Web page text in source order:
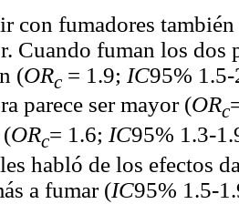
con fumadores
Cuando fuman los dos
(ORc = 1.9; IC95%
parece ser mayor (ORc
(ORc= 1.6; IC95% 1.3-
habló de los efectos
a fumar (IC95% 1.5-